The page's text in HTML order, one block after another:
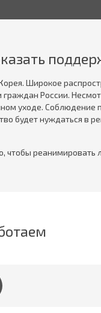
Широкое
России.
уходе. Соблюдение
будет нуждаться в
чтобы реанимировать